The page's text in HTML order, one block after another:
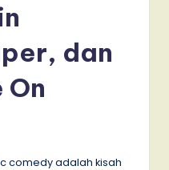
dan
On
comedy adalah kisah